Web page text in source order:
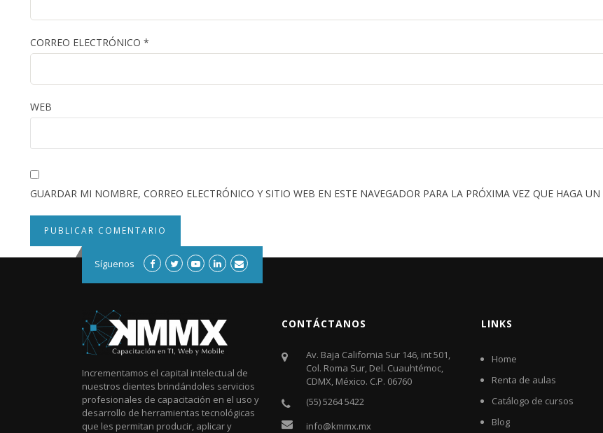
CORREO ELECTRÓNICO *
WEB
GUARDAR MI NOMBRE, CORREO ELECTRÓNICO Y SITIO WEB EN ESTE NAVEGADOR PARA LA PRÓXIMA VEZ QUE HAGA
Síguenos
Incrementamos el capital intelectual de
nuestros clientes brindándoles servicios
profesionales de capacitación en el uso y
desarrollo de herramientas tecnológicas
que les permitan producir, aplicar y
CONTÁCTANOS
Av. Baja California Sur 146, int 501,
Col. Roma Sur, Del. Cuauhtémoc,
CDMX, México. C.P. 06760​
(55) 5264 5422
info@kmmx.mx
LINKS
Home
Renta de aulas
Catálogo de cursos
Blog